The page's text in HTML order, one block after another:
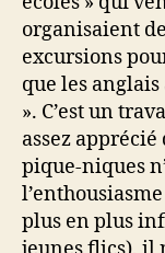
organisaient
excursions
que les
». C’est un
assez
pique-niques
plus en plus